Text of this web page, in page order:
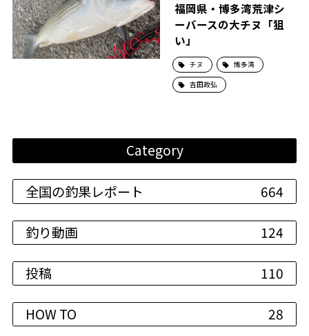
Category
全国の釣果レポート 664
釣り動画 124
投稿 110
HOW TO 28
福岡県・博多湾荒津シ
ーバースの大チヌ「狙
い」
チヌ 博多湾
吉田政弘